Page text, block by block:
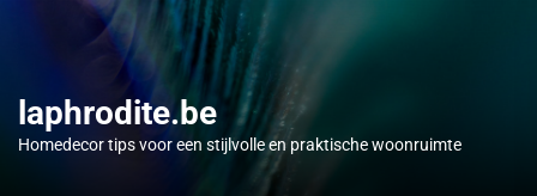
content
laphrodite.be
Homedecor tips voor een stijlvolle en praktische woonruimte